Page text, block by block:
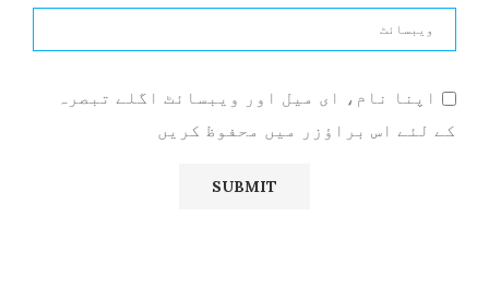
اپنا نام، ای میل اور ویبسائٹ اگلے تبصرہ
کے لئے اس براؤزر میں محفوظ کریں